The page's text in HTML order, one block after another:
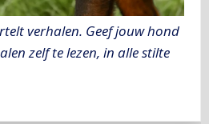
verhalen. Geef jouw hond
zelf te lezen, in alle stilte